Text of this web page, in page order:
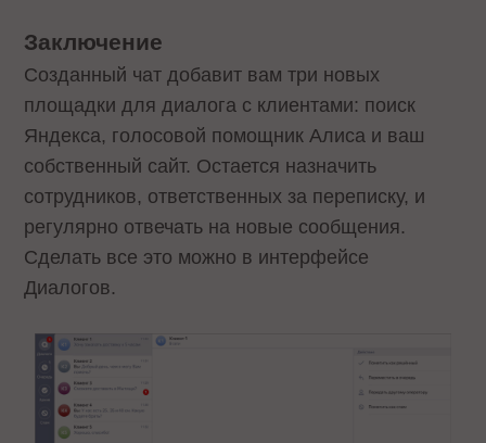
Заключение
Созданный чат добавит вам три новых
площадки для диалога с клиентами: поиск
Яндекса, голосовой помощник Алиса и ваш
собственный сайт. Остается назначить
сотрудников, ответственных за переписку, и
регулярно отвечать на новые сообщения.
Сделать все это можно в интерфейсе
Диалогов.